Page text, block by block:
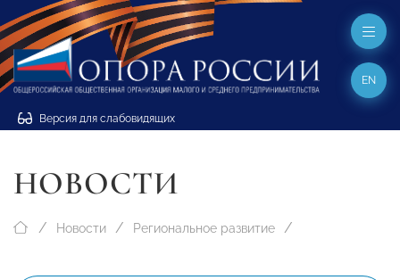
Версия для слабовидящих
EN
НОВОСТИ
Новости Региональное развитие